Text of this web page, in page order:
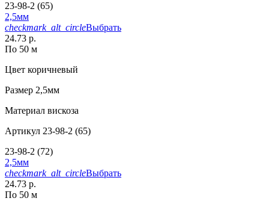
23-98-2 (65)
2,5мм
checkmark_alt_circleВыбрать
24.73 р.
По 50 м
Цвет коричневый
Размер 2,5мм
Материал вискоза
Артикул 23-98-2 (65)
23-98-2 (72)
2,5мм
checkmark_alt_circleВыбрать
24.73 р.
По 50 м